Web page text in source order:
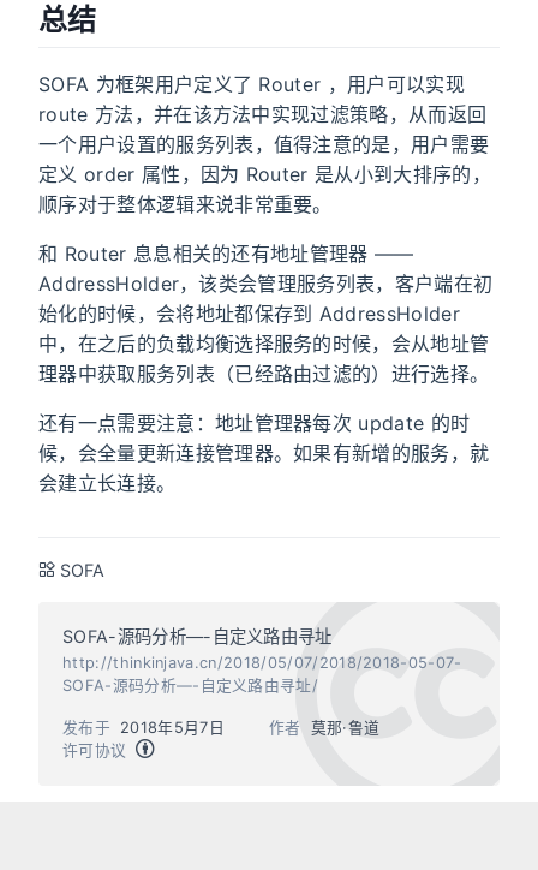
总结
SOFA 为框架用户定义了 Router ，用户可以实现
route 方法，并在该方法中实现过滤策略，从而返回
一个用户设置的服务列表，值得注意的是，用户需要
定义 order 属性，因为 Router 是从小到大排序的，
顺序对于整体逻辑来说非常重要。
和 Router 息息相关的还有地址管理器 ——
AddressHolder，该类会管理服务列表，客户端在初
始化的时候，会将地址都保存到 AddressHolder
中，在之后的负载均衡选择服务的时候，会从地址管
理器中获取服务列表（已经路由过滤的）进行选择。
还有一点需要注意：地址管理器每次 update 的时
候，会全量更新连接管理器。如果有新增的服务，就
会建立长连接。
SOFA
SOFA-源码分析—-自定义路由寻址
http://thinkinjava.cn/2018/05/07/2018/2018-05-07-
SOFA-源码分析—-自定义路由寻址/
作者 莫那·鲁道
发布于
2018年5月7日
许可协议